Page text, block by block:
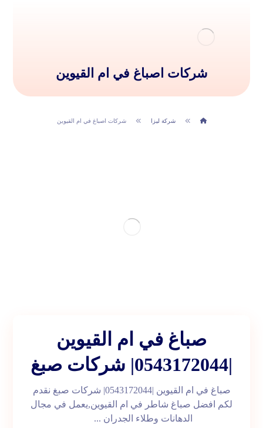
شركات اصباغ في ام القيوين
شركة ليزا شركات اصباغ في ام القيوين
صباغ في ام القيوين
|0543172044| شركات صبغ
صباغ في ام القيوين |0543172044| شركات صبغ نقدم
لكم افضل صباغ شاطر في ام القيوين,يعمل في مجال
الدهانات وطلاء الجدران ...